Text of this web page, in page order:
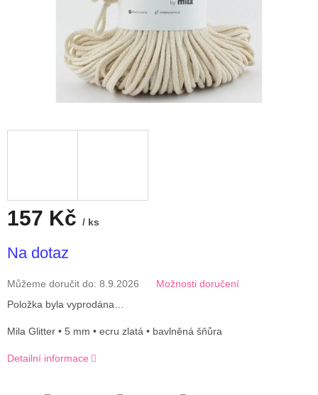
157 Kč / ks
cena:
Na dotaz
Můžeme doručit do: 8.9.2026
Možnosti doručení
Položka byla vyprodána…
Mila Glitter • 5 mm • ecru zlatá • bavlněná šňůra
Detailní informace